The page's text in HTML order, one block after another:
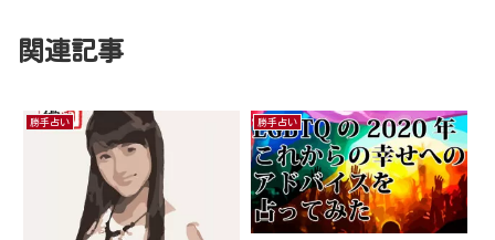
関連記事
勝手占い 勝手占い